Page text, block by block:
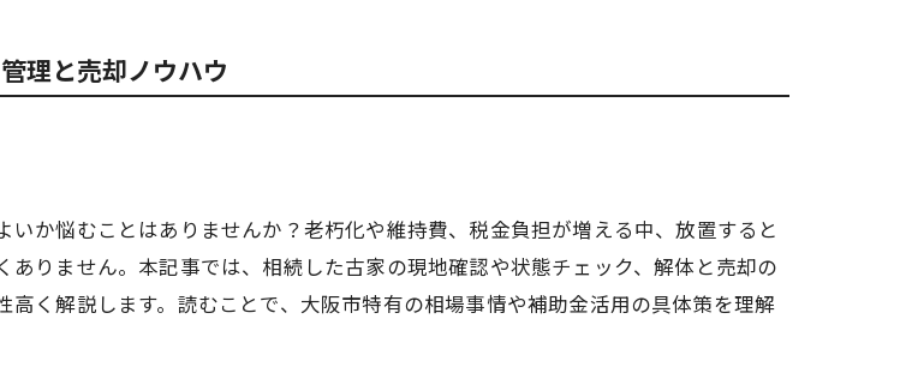
理と売却ノウハウ
か悩むことはありませんか？老朽化や維持費、税金負担が増える中、放置すると
りません。本記事では、相続した古家の現地確認や状態チェック、解体と売却の
く解説します。読むことで、大阪市特有の相場事情や補助金活用の具体策を理解